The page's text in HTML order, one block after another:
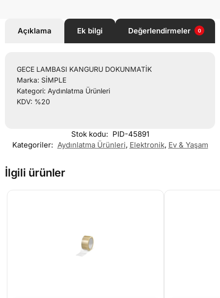
Açıklama Ek bilgi Değerlendirmeler 0
GECE LAMBASI KANGURU DOKUNMATİK
Marka: SİMPLE
Kategori: Aydınlatma Ürünleri
KDV: %20
Stok kodu: PID-45891
Kategoriler: Aydınlatma Ürünleri, Elektronik, Ev & Yaşam
İlgili ürünler